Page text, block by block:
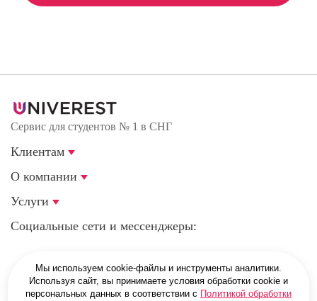
Сервис для студентов № 1 в СНГ
Клиентам
О компании
Услуги
Социальные сети и мессенджеры:
г. Санкт-Петербург, Магнитогорская улица, 51Е
Мы используем cookie-файлы и инструменты аналитики.
Используя сайт, вы принимаете условия обработки cookie и
персональных данных в соответствии с Политикой обработки